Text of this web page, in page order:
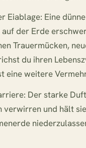
Eiablage: Eine
auf der Erde
Trauermücken,
du ihren
eine weitere
Der starke
verwirren und hält